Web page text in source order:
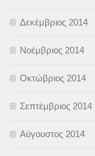
Δεκέμβριος 2014
Νοέμβριος 2014
Οκτώβριος 2014
Σεπτέμβριος 2014
Αύγουστος 2014